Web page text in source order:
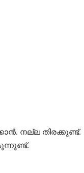
നല്ല തിരക്കുണ്ട്.